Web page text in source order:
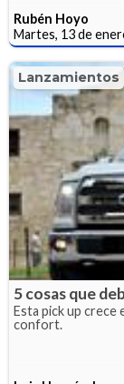
Rubén Hoyo
Martes, 13 de
Lanzamientos
5 cosas que
Esta pick up crece
confort.